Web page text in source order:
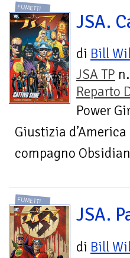
FUMETTI
JSA.
di Bill
JSA TP
Reparto
Power
Giustizia
compagno
FUMETTI
JSA.
di Bill